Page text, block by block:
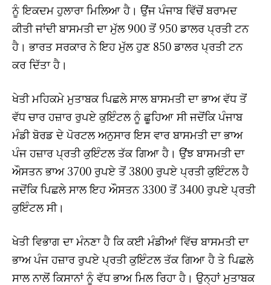
ਨੂੰ ਇਕਦਮ ਹੁਲਾਰਾ ਮਿਲਿਆ ਹੈ। ਉਂਜ ਪੰਜਾਬ ਵਿੱਚੋਂ ਬਰਾਮਦ
ਕੀਤੀ ਜਾਂਦੀ ਬਾਸਮਤੀ ਦਾ ਮੁੱਲ 900 ਤੋਂ 950 ਡਾਲਰ ਪ੍ਰਤੀ ਟਨ
ਹੈ। ਭਾਰਤ ਸਰਕਾਰ ਨੇ ਇਹ ਮੁੱਲ ਹੁਣ 850 ਡਾਲਰ ਪ੍ਰਤੀ ਟਨ
ਕਰ ਦਿੱਤਾ ਹੈ।
ਖੇਤੀ ਮਹਿਕਮੇ ਮੁਤਾਬਕ ਪਿਛਲੇ ਸਾਲ ਬਾਸਮਤੀ ਦਾ ਭਾਅ ਵੱਧ ਤੋਂ
ਵੱਧ ਚਾਰ ਹਜ਼ਾਰ ਰੁਪਏ ਕੁਇੰਟਲ ਨੂੰ ਛੂਹਿਆ ਸੀ ਜਦੋਂਕਿ ਪੰਜਾਬ
ਮੰਡੀ ਬੋਰਡ ਦੇ ਪੋਰਟਲ ਅਨੁਸਾਰ ਇਸ ਵਾਰ ਬਾਸਮਤੀ ਦਾ ਭਾਅ
ਪੰਜ ਹਜ਼ਾਰ ਪ੍ਰਤੀ ਕੁਇੰਟਲ ਤੱਕ ਗਿਆ ਹੈ। ਉਂਝ ਬਾਸਮਤੀ ਦਾ
ਔਸਤਨ ਭਾਅ 3700 ਰੁਪਏ ਤੋਂ 3800 ਰੁਪਏ ਪ੍ਰਤੀ ਕੁਇੰਟਲ ਹੈ
ਜਦੋਂਕਿ ਪਿਛਲੇ ਸਾਲ ਇਹ ਔਸਤਨ 3300 ਤੋਂ 3400 ਰੁਪਏ ਪ੍ਰਤੀ
ਕੁਇੰਟਲ ਸੀ।
ਖੇਤੀ ਵਿਭਾਗ ਦਾ ਮੰਨਣਾ ਹੈ ਕਿ ਕਈ ਮੰਡੀਆਂ ਵਿੱਚ ਬਾਸਮਤੀ ਦਾ
ਭਾਅ ਪੰਜ ਹਜ਼ਾਰ ਰੁਪਏ ਪ੍ਰਤੀ ਕੁਇੰਟਲ ਤੱਕ ਗਿਆ ਹੈ ਤੇ ਪਿਛਲੇ
ਸਾਲ ਨਾਲੋਂ ਕਿਸਾਨਾਂ ਨੂੰ ਵੱਧ ਭਾਅ ਮਿਲ ਰਿਹਾ ਹੈ। ਉਨ੍ਹਾਂ ਮੁਤਾਬਕ